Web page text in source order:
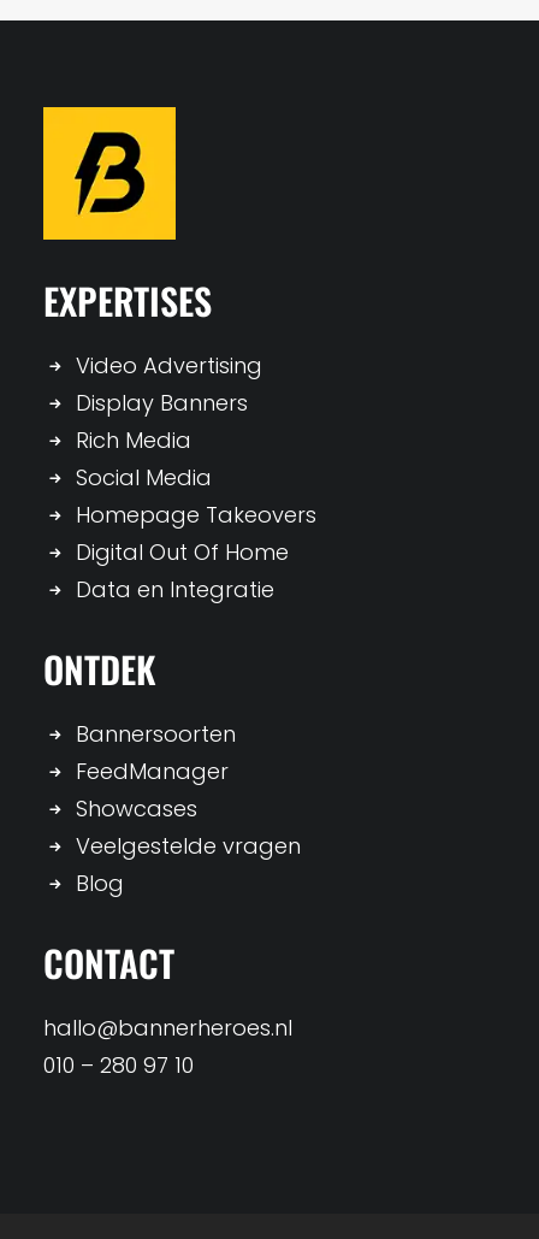
EXPERTISES
Video Advertising
Display Banners
Rich Media
Social Media
Homepage Takeovers
Digital Out Of Home
Data en Integratie
ONTDEK
Bannersoorten
FeedManager
Showcases
Veelgestelde vragen
Blog
CONTACT
hallo@bannerheroes.nl
010 – 280 97 10